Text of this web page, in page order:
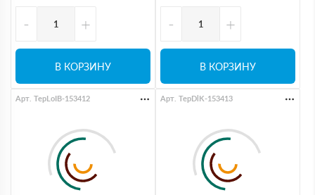
- +
В КОРЗИНУ
- +
В КОРЗИНУ
Арт. TepLoIB-153412 Арт. TepDlK-153413